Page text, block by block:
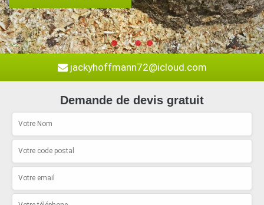
jackyhoffmann72@icloud.com
Demande de devis gratuit